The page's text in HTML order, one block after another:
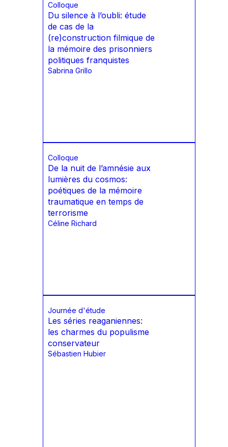
Colloque
Du silence à l’oubli: étude
de cas de la
(re)construction filmique de
la mémoire des prisonniers
politiques franquistes
Sabrina Grillo
Colloque
De la nuit de l’amnésie aux
lumières du cosmos:
poétiques de la mémoire
traumatique en temps de
terrorisme
Céline Richard
Journée d'étude
Les séries reaganiennes:
les charmes du populisme
conservateur
Sébastien Hubier